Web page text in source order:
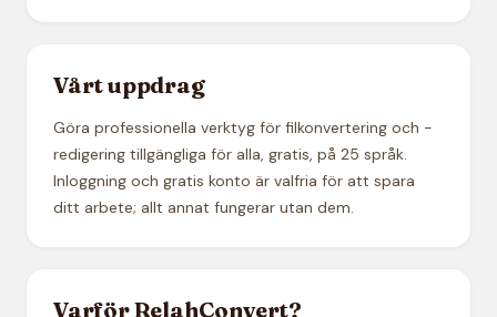
Vårt uppdrag
Göra professionella verktyg för filkonvertering och -
redigering tillgängliga för alla, gratis, på 25 språk.
Inloggning och gratis konto är valfria för att spara
ditt arbete; allt annat fungerar utan dem.
Varför RelahConvert?